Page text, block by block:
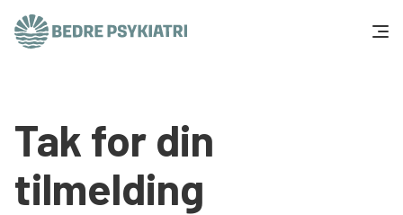
Tal og fakta
Om os
Tak for din
tilmelding